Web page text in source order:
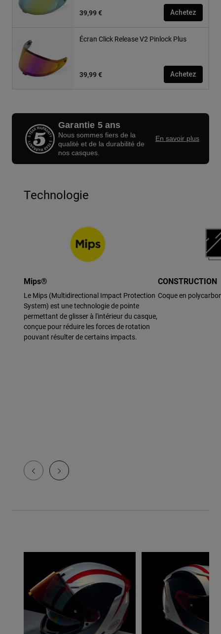
39,99 € Achetez
Écran Click Release V2 Pinlock Plus
39,99 € Achetez
Garantie 5 ans
Nous sommes fiers de la
qualité et de la durabilité de
nos casques.
En savoir plus
Technologie
Mips®
Le Mips (Multidirectional Impact Protection
System) est une technologie de pointe
permettant de glisser à l'intérieur du casque,
conçue pour réduire les forces de rotation
pouvant résulter de certains impacts.
CONSTRUCTION
Coque en